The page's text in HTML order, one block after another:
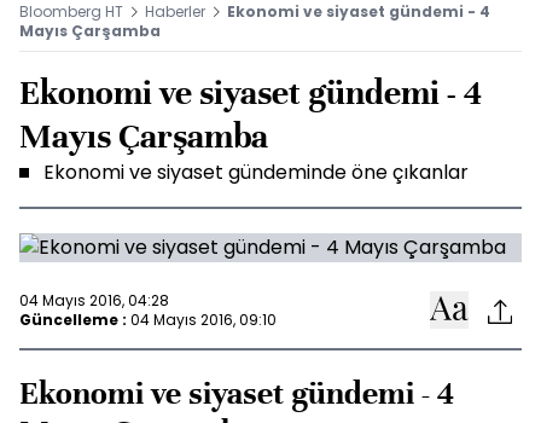
Bloomberg HT Haberler
Ekonomi ve siyaset gündemi - 4
Mayıs Çarşamba
Ekonomi ve siyaset gündemi - 4
Mayıs Çarşamba
Ekonomi ve siyaset gündeminde öne çıkanlar
04 Mayıs 2016, 04:28
Güncelleme : 04 Mayıs 2016, 09:10
Ekonomi ve siyaset gündemi - 4